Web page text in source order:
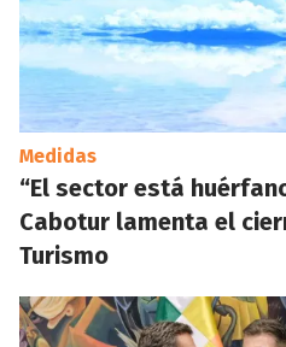
Medidas
“El sector está
Cabotur lamenta el
Turismo